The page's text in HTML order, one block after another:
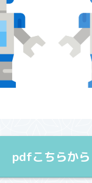
pdfこちらから